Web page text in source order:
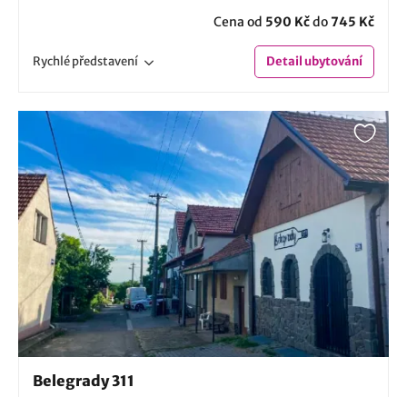
Cena od 590 Kčdo745 Kč
Rychlépředstavení Detailubytování
Belegrady 311